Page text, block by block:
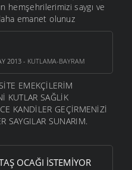
hemşehrilerimizi saygı ve
emanet olunuz
2013 - KUTLAMA-BAYRAM
EMEKÇİLERİM
KUTLAR SAĞLİK
KANDİLER GEÇİRMENİZİ
SAYGILAR SUNARIM.
OCAĞI İSTEMIYOR